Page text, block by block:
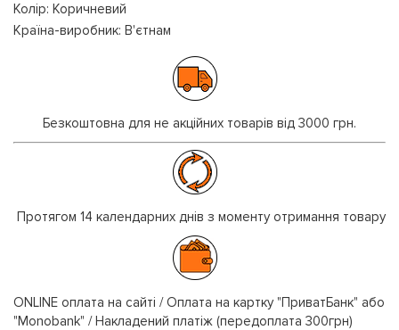
Колір: Коричневий
Країна-виробник: В'єтнам
Безкоштовна для не акційних товарів від 3000 грн.
Протягом 14 календарних днів з моменту отримання товару
ONLINE оплата на сайті / Оплата на картку "ПриватБанк" або
"Monobank" / Накладений платіж (передоплата 300грн)